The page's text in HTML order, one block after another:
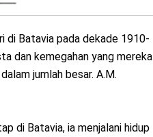
di Batavia pada dekade 1910-
dan kemegahan yang mereka
jumlah besar. A.M.
di Batavia, ia menjalani hidup